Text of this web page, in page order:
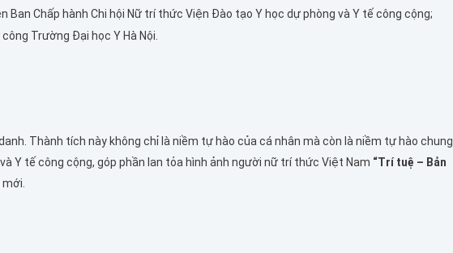
Ban Chấp hành Chi hội Nữ trí thức Viện Đào tạo Y học dự phòng và Y tế công cộng;
Trường Đại học Y Hà Nội.
Thành tích này không chỉ là niềm tự hào của cá nhân mà còn là niềm tự hào chung
Y tế công cộng, góp phần lan tỏa hình ảnh người nữ trí thức Việt Nam “Trí tuệ – Bản